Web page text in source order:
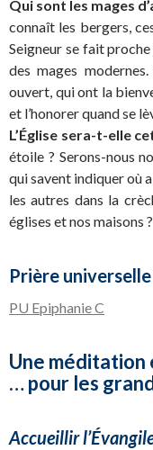
Qui sont les mages
connaît les bergers,
Seigneur se fait
des mages
ouvert, qui ont la
et l’honorer quand se
L’Église sera-t-elle
étoile ? Serons-nous
qui savent indiquer où
les autres dans la
églises et nos maisons ?
Prière universelle
PU Epiphanie C
Une
… pour les
Accueillir